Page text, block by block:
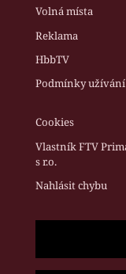
Volná místa
Reklama
HbbTV
Podmínky užívání
Cookies
Vlastník FTV
s r.o.
Nahlásit chybu